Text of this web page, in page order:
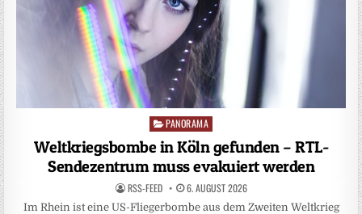
Posted
PANORAMA
Weltkriegsbombe in Köln gefunden – RTL-
Sendezentrum muss evakuiert werden
RSS-FEED 6. AUGUST 2026
Im Rhein ist eine US-Fliegerbombe aus dem Zweiten Weltkrieg